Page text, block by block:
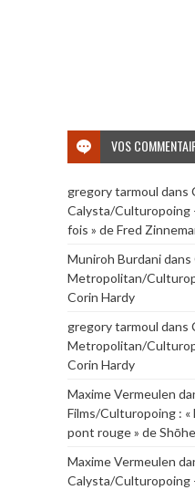
VOS
gregory tarmoul dans
Calysta/Culturopoing
fois » de Fred
Muniroh Burdanidans
Metropolitan/
Corin Hardy
gregory tarmoul dans
Metropolitan/
Corin Hardy
Maxime Vermeulen
Films/Culturopoing : «
pont rouge » de
Maxime Vermeulen
Calysta/Culturopoing